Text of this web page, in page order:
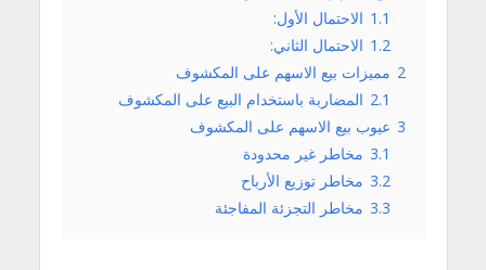
1.1 الاحتمال الأول:
1.2 الاحتمال الثاني:
2 مميزات بيع الاسهم على المكشوف
2.1 المضاربة باستخدام البيع على المكشوف
3 عيوب بيع الاسهم على المكشوف
3.1 مخاطر غير محدودة
3.2 مخاطر توزيع الأرباح
3.3 مخاطر التجزئة المفاجئة